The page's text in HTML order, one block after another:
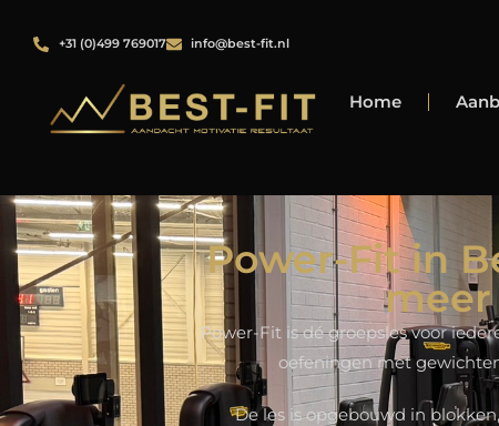
+31 (0)499 769017 info@best-fit.nl
Home
Power-Fit in
Power-Fit is dé groepsles voor
oefeningen met
De les is opgebouwd in